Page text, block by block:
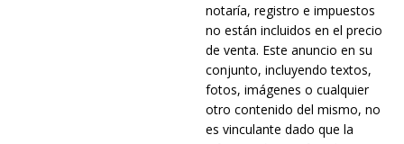
notaría, registro e impuestos
no están incluidos en el precio
de venta. Este anuncio en su
conjunto, incluyendo textos,
fotos, imágenes o cualquier
otro contenido del mismo, no
es vinculante dado que la